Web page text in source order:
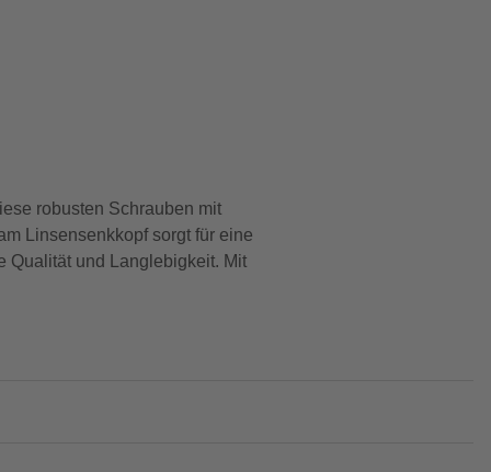
robusten Schrauben mit
Linsensenkkopf sorgt für eine
Qualität und Langlebigkeit. Mit